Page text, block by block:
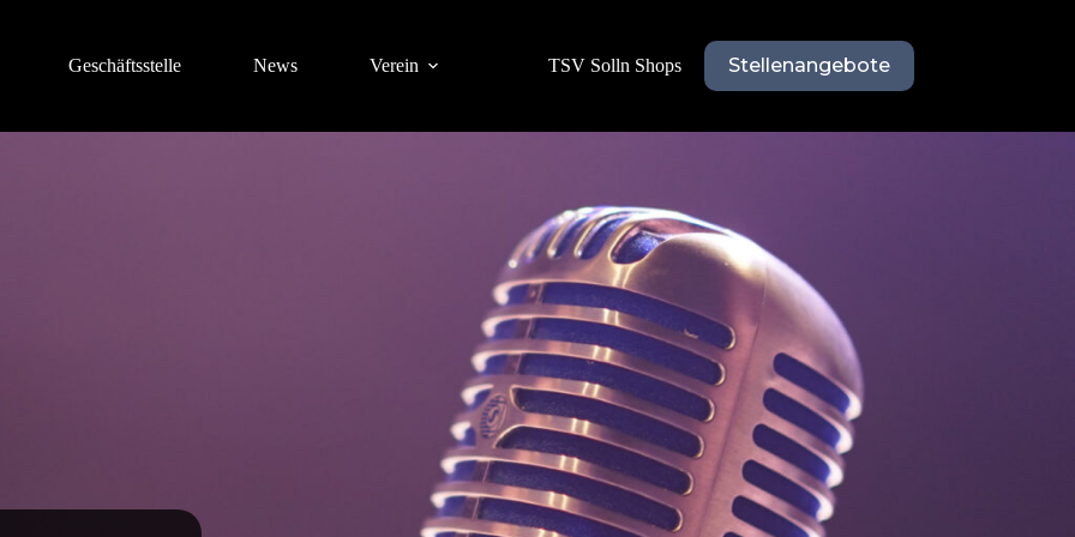
Geschäftsstelle News Verein TSV Solln Shops Stellenangebote